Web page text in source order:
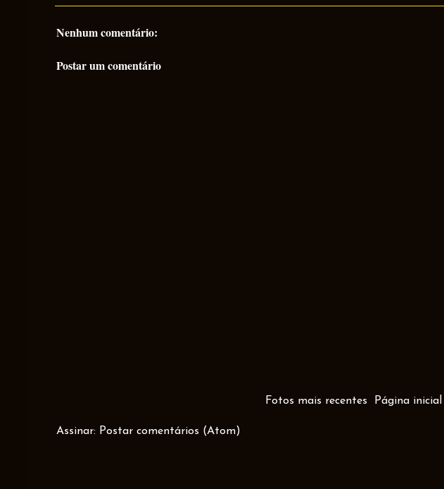
Nenhum comentário:
Postar um comentário
Fotos mais recentes Página inicial
Assinar: Postar comentários (Atom)